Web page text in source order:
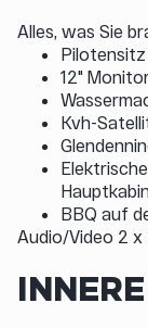
Alles, was Sie
12"
Kvh-
BBQ auf
Audio/Video 2 x